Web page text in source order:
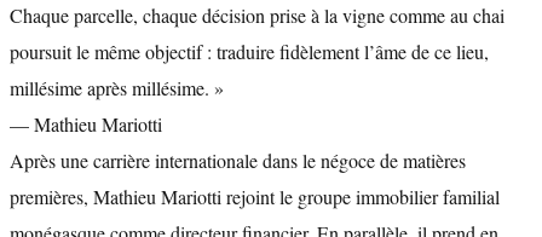
Chaque parcelle, chaque décision prise à la vigne comme au chai
poursuit le même objectif : traduire fidèlement l’âme de ce lieu,
millésime après millésime. »
— Mathieu Mariotti
Après une carrière internationale dans le négoce de matières
premières, Mathieu Mariotti rejoint le groupe immobilier familial